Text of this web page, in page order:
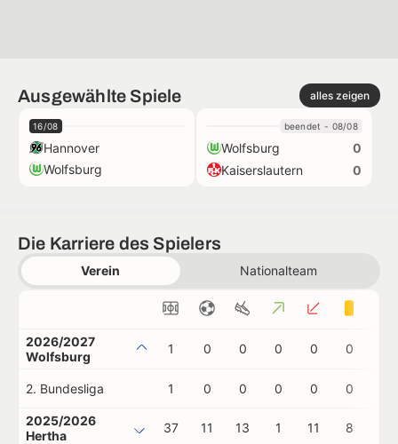
Ausgewählte Spiele alles zeigen
16/08
Hannover
Wolfsburg
beendet - 08/08
Wolfsburg
0
Kaiserslautern
0
Die Karriere des Spielers
Verein Nationalteam
2026/2027
Wolfsburg
1 0 0 0 0 0
2. Bundesliga 1 0 0 0 0 0
2025/2026
Hertha
37 11 13 1 11 8